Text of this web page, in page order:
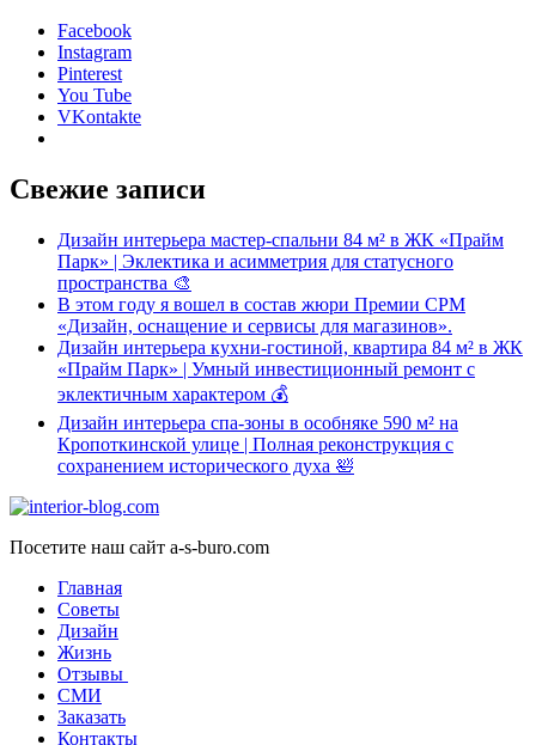
Facebook
Instagram
Pinterest
You Tube
VKontakte
Свежие записи
Дизайн интерьера мастер-спальни 84 м² в ЖК «Прайм
Парк» | Эклектика и асимметрия для статусного
пространства 🎨
В этом году я вошел в состав жюри Премии CPM
«Дизайн, оснащение и сервисы для магазинов».
Дизайн интерьера кухни-гостиной, квартира 84 м² в ЖК
«Прайм Парк» | Умный инвестиционный ремонт с
эклектичным характером 💰
Дизайн интерьера спа-зоны в особняке 590 м² на
Кропоткинской улице | Полная реконструкция с
сохранением исторического духа 🛀
Посетите наш сайт a-s-buro.com
Главная
Советы
Дизайн
Жизнь
Отзывы
СМИ
Заказать
Контакты